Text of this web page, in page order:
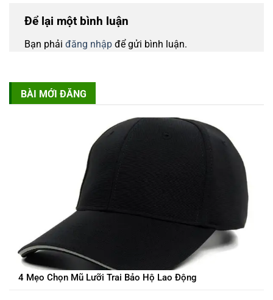
Để lại một bình luận
Bạn phải đăng nhập để gửi bình luận.
BÀI MỚI ĐĂNG
4 Mẹo Chọn Mũ Lưỡi Trai Bảo Hộ Lao Động